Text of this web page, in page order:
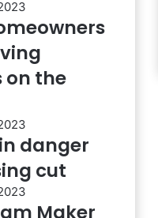
on the
danger
cut
Maker